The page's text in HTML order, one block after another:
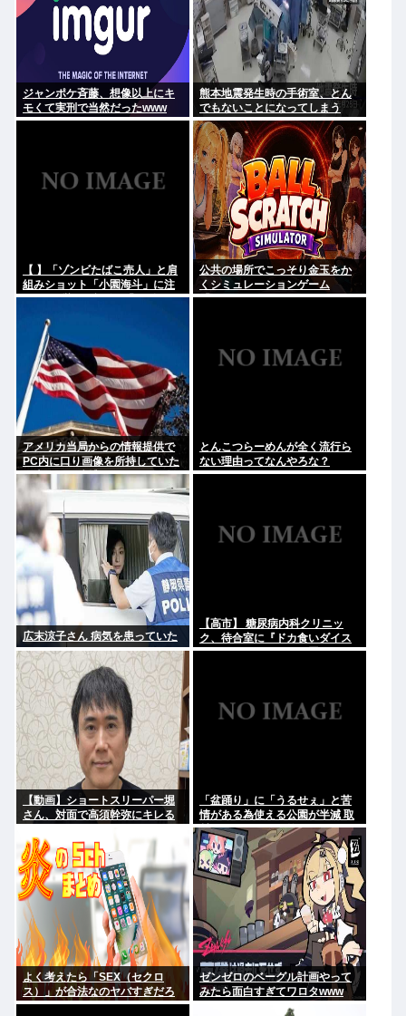
ジャンポケ斉藤、想像以上にキ
モくて実刑で当然だったwww
熊本地震発生時の手術室、とん
でもないことになってしまう
www
【 】「ゾンビたばこ売人」と肩
組みショット「小園海斗」に注
がれる”厳しい視線” 「レギュラ
公共の場所でこっそり金玉をか
くシミュレーションゲーム
「Ball Scratch Simulator」が
アメリカ当局からの情報提供で
PC内に口り画像を所持していた
日本人男を逮捕
とんこつらーめんが全く流行ら
ない理由ってなんやろな？
広末涼子さん 病気を患っていた
【高市】 糖尿病内科クリニッ
ク、待合室に『ドカ食いダイス
キ！もちづきさん』を置いてし
【動画】ショートスリーパー堀
さん、対面で高須幹弥にキレる
「盆踊り」に「うるせぇ」と苦
情がある為使える公園が半減 取
材ではうるさいと答える住民は
おらず こどおじみたいのが電話
してんだろな
よく考えたら「SEX（セクロ
ス）」が合法なのヤバすぎだろ
ゼンゼロのベーグル計画やって
みたら面白すぎてワロタwww